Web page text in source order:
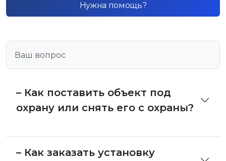
Нужна помощь?
– Как поставить объект под
охрану или снять его с охраны?
– Как заказать установку